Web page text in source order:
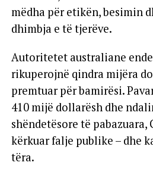
mëdha për etikën, besimin
dhimbja e të tjerëve.
Autoritetet australiane
rikuperojnë qindra mijëra
premtuar për bamirësi.
410 mijë dollarësh dhe
shëndetësore të pabazuara,
kërkuar falje publike – dhe
tëra.